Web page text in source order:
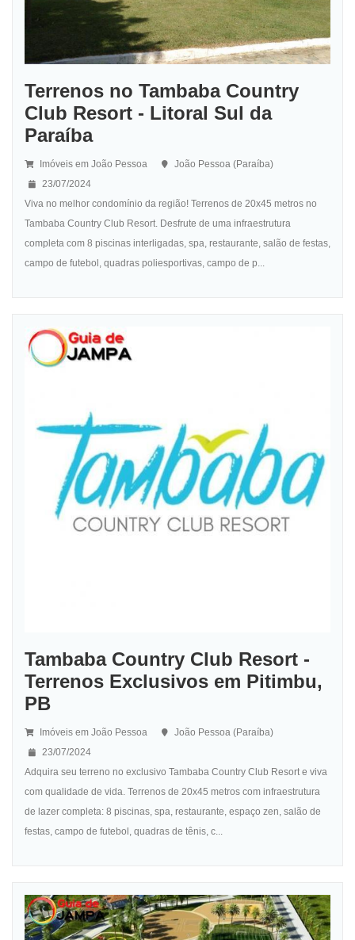
Terrenos no Tambaba Country
Club Resort - Litoral Sul da
Paraíba
Imóveis em João Pessoa
João Pessoa (Paraíba)
23/07/2024
Viva no melhor condomínio da região! Terrenos de 20x45 metros no
Tambaba Country Club Resort. Desfrute de uma infraestrutura
completa com 8 piscinas interligadas, spa, restaurante, salão de festas,
campo de futebol, quadras poliesportivas, campo de p...
Tambaba Country Club Resort -
Terrenos Exclusivos em Pitimbu,
PB
Imóveis em João Pessoa
João Pessoa (Paraíba)
23/07/2024
Adquira seu terreno no exclusivo Tambaba Country Club Resort e viva
com qualidade de vida. Terrenos de 20x45 metros com infraestrutura
de lazer completa: 8 piscinas, spa, restaurante, espaço zen, salão de
festas, campo de futebol, quadras de tênis, c...